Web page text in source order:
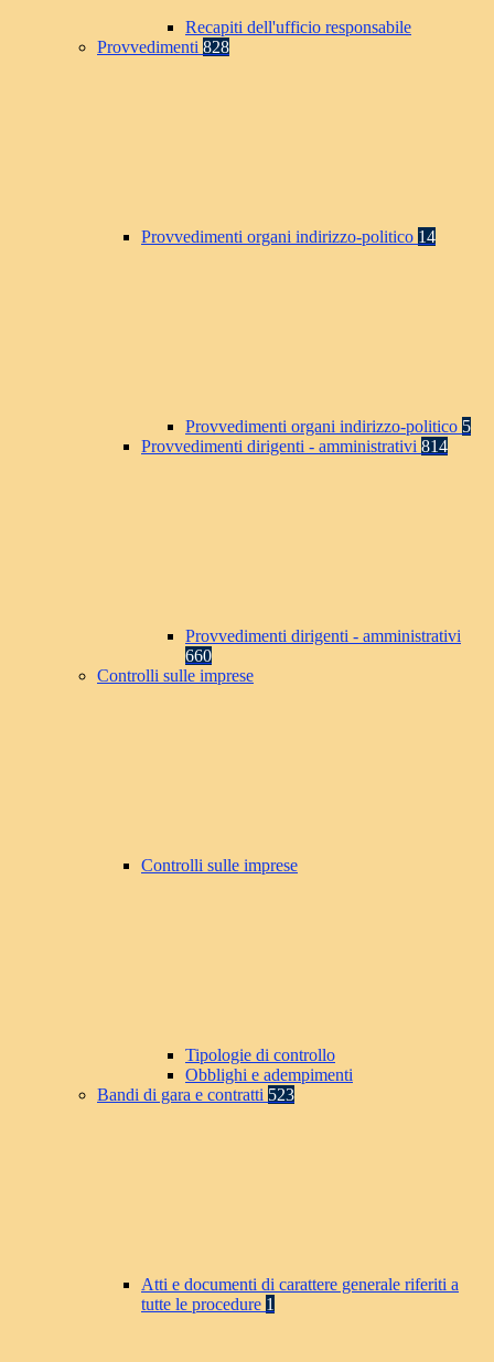
Recapiti dell'ufficio responsabile
Provvedimenti 828
Provvedimenti organi indirizzo-politico 14
Provvedimenti organi indirizzo-politico 5
Provvedimenti dirigenti - amministrativi 814
Provvedimenti dirigenti - amministrativi
660
Controlli sulle imprese
Controlli sulle imprese
Tipologie di controllo
Obblighi e adempimenti
Bandi di gara e contratti 523
Atti e documenti di carattere generale riferiti a
tutte le procedure 1